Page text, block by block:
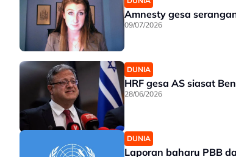
Amnesty gesa
09/07/2026
DUNIA
HRF gesa AS siasat
28/06/2026
DUNIA
Laporan baharu PBB